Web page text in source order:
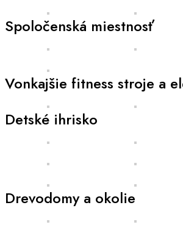
Spoločenská miestnosť
Vonkajšie fitness stroje a
Detské ihrisko
Drevodomy a okolie